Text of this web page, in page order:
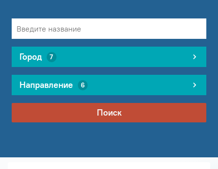
Город 7
Направление 6
Поиск